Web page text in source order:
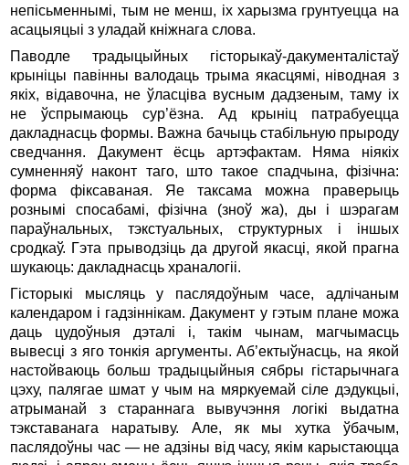
непісьменнымі, тым не менш, іх харызма грунтуецца на
асацыяцыі з уладай кніжнага слова.
Паводле традыцыйных гісторыкаў-дакументалістаў
крыніцы павінны валодаць трыма якасцямі, ніводная з
якіх, відавочна, не ўласціва вусным дадзеным, таму іх
не ўспрымаюць сур’ёзна. Ад крыніц патрабуецца
дакладнасць формы. Важна бачыць стабільную прыроду
сведчання. Дакумент ёсць артэфактам. Няма ніякіх
сумненняў наконт таго, што такое спадчына, фізічна:
форма фіксаваная. Яе таксама можна праверыць
рознымі спосабамі, фізічна (зноў жа), ды і шэрагам
параўнальных, тэкстуальных, структурных і іншых
сродкаў. Гэта прыводзіць да другой якасці, якой прагна
шукаюць: дакладнасць храналогіі.
Гісторыкі мысляць у паслядоўным часе, адлічаным
календаром і гадзіннікам. Дакумент у гэтым плане можа
даць цудоўныя дэталі і, такім чынам, магчымасць
вывесці з яго тонкія аргументы. Аб’ектыўнасць, на якой
настойваюць больш традыцыйныя сябры гістарычнага
цэху, палягае шмат у чым на мяркуемай сіле дэдукцыі,
атрыманай з стараннага вывучэння логікі выдатна
тэкставанага наратыву. Але, як мы хутка ўбачым,
паслядоўны час — не адзіны від часу, якім карыстаюцца